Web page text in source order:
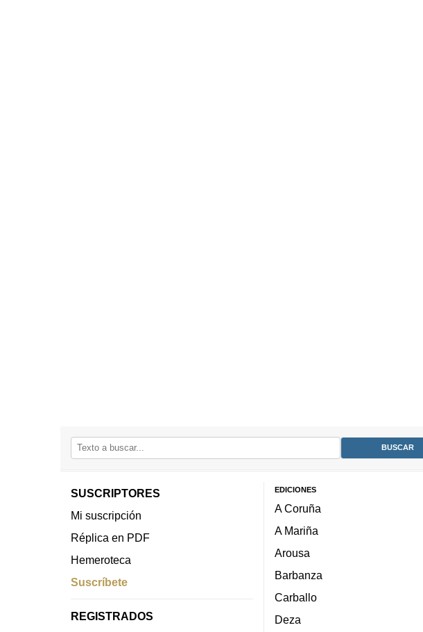
SUSCRIPTORES
Mi suscripción
Réplica en PDF
Hemeroteca
Suscríbete
REGISTRADOS
EDICIONES
A Coruña
A Mariña
Arousa
Barbanza
Carballo
Deza